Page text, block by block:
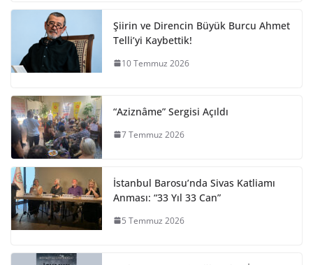
Şiirin ve Direncin Büyük Burcu Ahmet
Telli’yi Kaybettik!
10 Temmuz 2026
“Aziznâme” Sergisi Açıldı
7 Temmuz 2026
İstanbul Barosu’nda Sivas Katliamı
Anması: “33 Yıl 33 Can”
5 Temmuz 2026